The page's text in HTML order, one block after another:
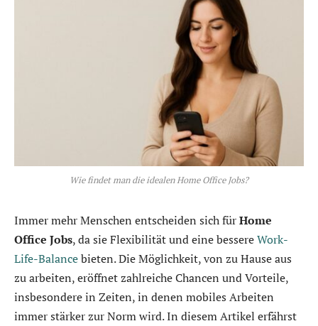
Wie findet man die idealen Home Office Jobs?
Immer mehr Menschen entscheiden sich fürHome
Office Jobs, da sie Flexibilität und eine bessereWork-
Life-Balancebieten. Die Möglichkeit, von zu Hause aus
zu arbeiten, eröffnet zahlreiche Chancen und Vorteile,
insbesondere in Zeiten, in denen mobiles Arbeiten
immer stärker zur Norm wird. In diesem Artikel erfährst